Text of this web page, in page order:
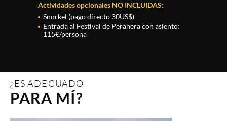
Actividades opcionales NO INCLUIDAS:
Snorkel (pago directo 30US$)
Entrada al Festival de Perahera con asiento:
115€/persona
¿ES ADECUADO
PARA MÍ?